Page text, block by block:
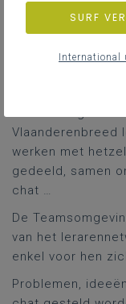
Voor de nieuwe
tussen
Vlaanderenbreed
werken met
gedeeld, samen
chat …
De
van het
enkel voor hen
Problemen,
SURF
International